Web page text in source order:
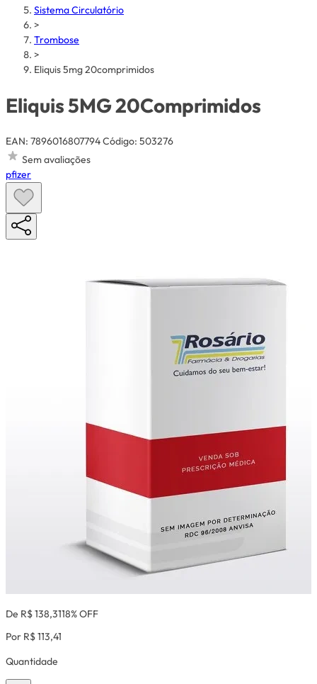
Sistema Circulatório
>
Trombose
>
Eliquis 5mg 20comprimidos
Eliquis 5MG 20Comprimidos
EAN: 7896016807794Código: 503276
Sem avaliações
pfizer
De R$ 138,3118% OFF
Por R$ 113,41
Quantidade